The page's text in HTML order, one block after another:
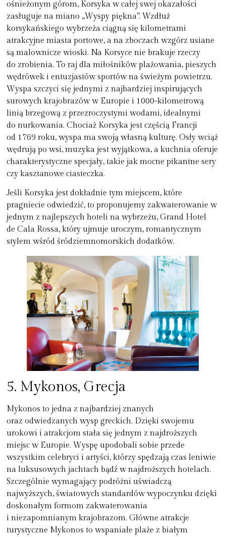
ośnieżonym górom, Korsyka w całej swej okazałości
zasługuje na miano „Wyspy piękna”. Wzdłuż
korsykańskiego wybrzeża ciągną się kilometrami
atrakcyjne miasta portowe, a na zboczach wzgórz usiane
są malownicze wioski. Na Korsyce nie brakuje rzeczy
do zrobienia. To raj dla miłośników plażowania, pieszych
wędrówek i entuzjastów sportów na świeżym powietrzu.
Wyspa szczyci się jednymi z najbardziej inspirujących
surowych krajobrazów w Europie i 1000-kilometrową
linią brzegową z przezroczystymi wodami, idealnymi
do nurkowania. Chociaż Korsyka jest częścią Francji
od 1769 roku, wyspa ma swoją własną kulturę. Osły wciąż
wędrują po wsi, muzyka jest wyjątkowa, a kuchnia oferuje
charakterystyczne specjały, takie jak mocne pikantne sery
czy kasztanowe ciasteczka.
Jeśli Korsyka jest dokładnie tym miejscem, które
pragniecie odwiedzić, to proponujemy zakwaterowanie w
jednym z najlepszych hoteli na wybrzeżu, Grand Hotel
de Cala Rossa, który ujmuje uroczym, romantycznym
stylem wśród śródziemnomorskich dodatków.
5. Mykonos, Grecja
Mykonos to jedna z najbardziej znanych
oraz odwiedzanych wysp greckich. Dzięki swojemu
urokowi i atrakcjom stała się jednym z najdroższych
miejsc w Europie. Wyspę upodobali sobie przede
wszystkim celebryci i artyści, którzy spędzają czas leniwie
na luksusowych jachtach bądź w najdroższych hotelach.
Szczególnie wymagający podróżni uświadczą
najwyższych, światowych standardów wypoczynku dzięki
doskonałym formom zakwaterowania
i niezapomnianym krajobrazom. Główne atrakcje
turystyczne Mykonos to wspaniałe plaże z białym